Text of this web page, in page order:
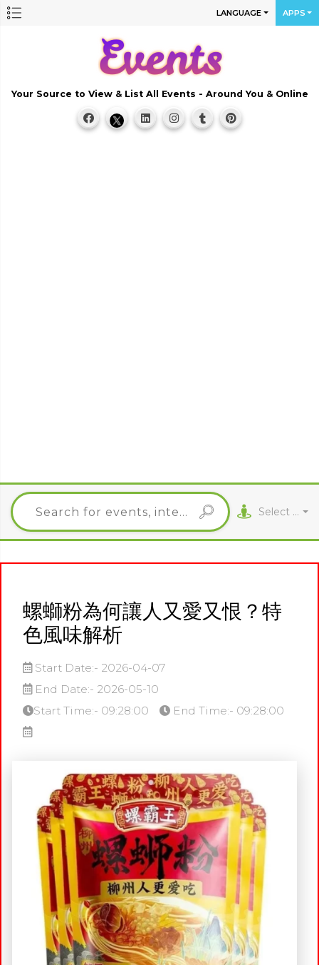
LANGUAGE APPS
Your Source to View & List All Events - Around You & Online
Select City
螺螄粉為何讓人又愛又恨？特
色風味解析
Start Date:- 2026-04-07
End Date:- 2026-05-10
Start Time:- 09:28:00
End Time:- 09:28:00